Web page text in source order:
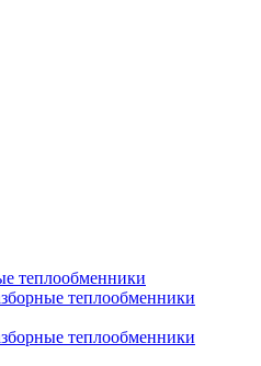
теплообменники
теплообменники
теплообменники